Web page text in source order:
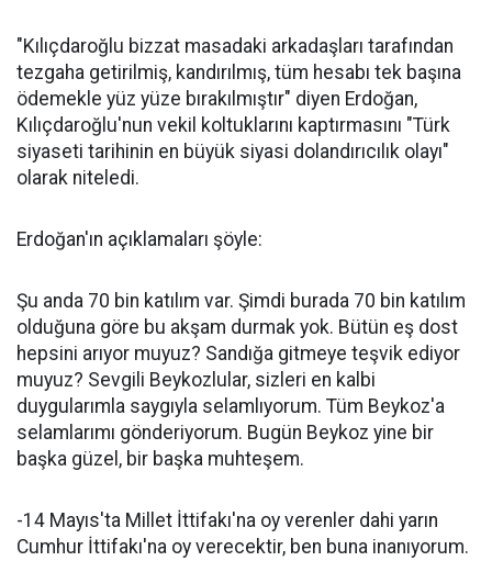
"Kılıçdaroğlu bizzat masadaki arkadaşları tarafından
tezgaha getirilmiş, kandırılmış, tüm hesabı tek başına
ödemekle yüz yüze bırakılmıştır" diyen Erdoğan,
Kılıçdaroğlu'nun vekil koltuklarını kaptırmasını "Türk
siyaseti tarihinin en büyük siyasi dolandırıcılık olayı"
olarak niteledi.
Erdoğan'ın açıklamaları şöyle:
Şu anda 70 bin katılım var. Şimdi burada 70 bin katılım
olduğuna göre bu akşam durmak yok. Bütün eş dost
hepsini arıyor muyuz? Sandığa gitmeye teşvik ediyor
muyuz? Sevgili Beykozlular, sizleri en kalbi
duygularımla saygıyla selamlıyorum. Tüm Beykoz'a
selamlarımı gönderiyorum. Bugün Beykoz yine bir
başka güzel, bir başka muhteşem.
-14 Mayıs'ta Millet İttifakı'na oy verenler dahi yarın
Cumhur İttifakı'na oy verecektir, ben buna inanıyorum.